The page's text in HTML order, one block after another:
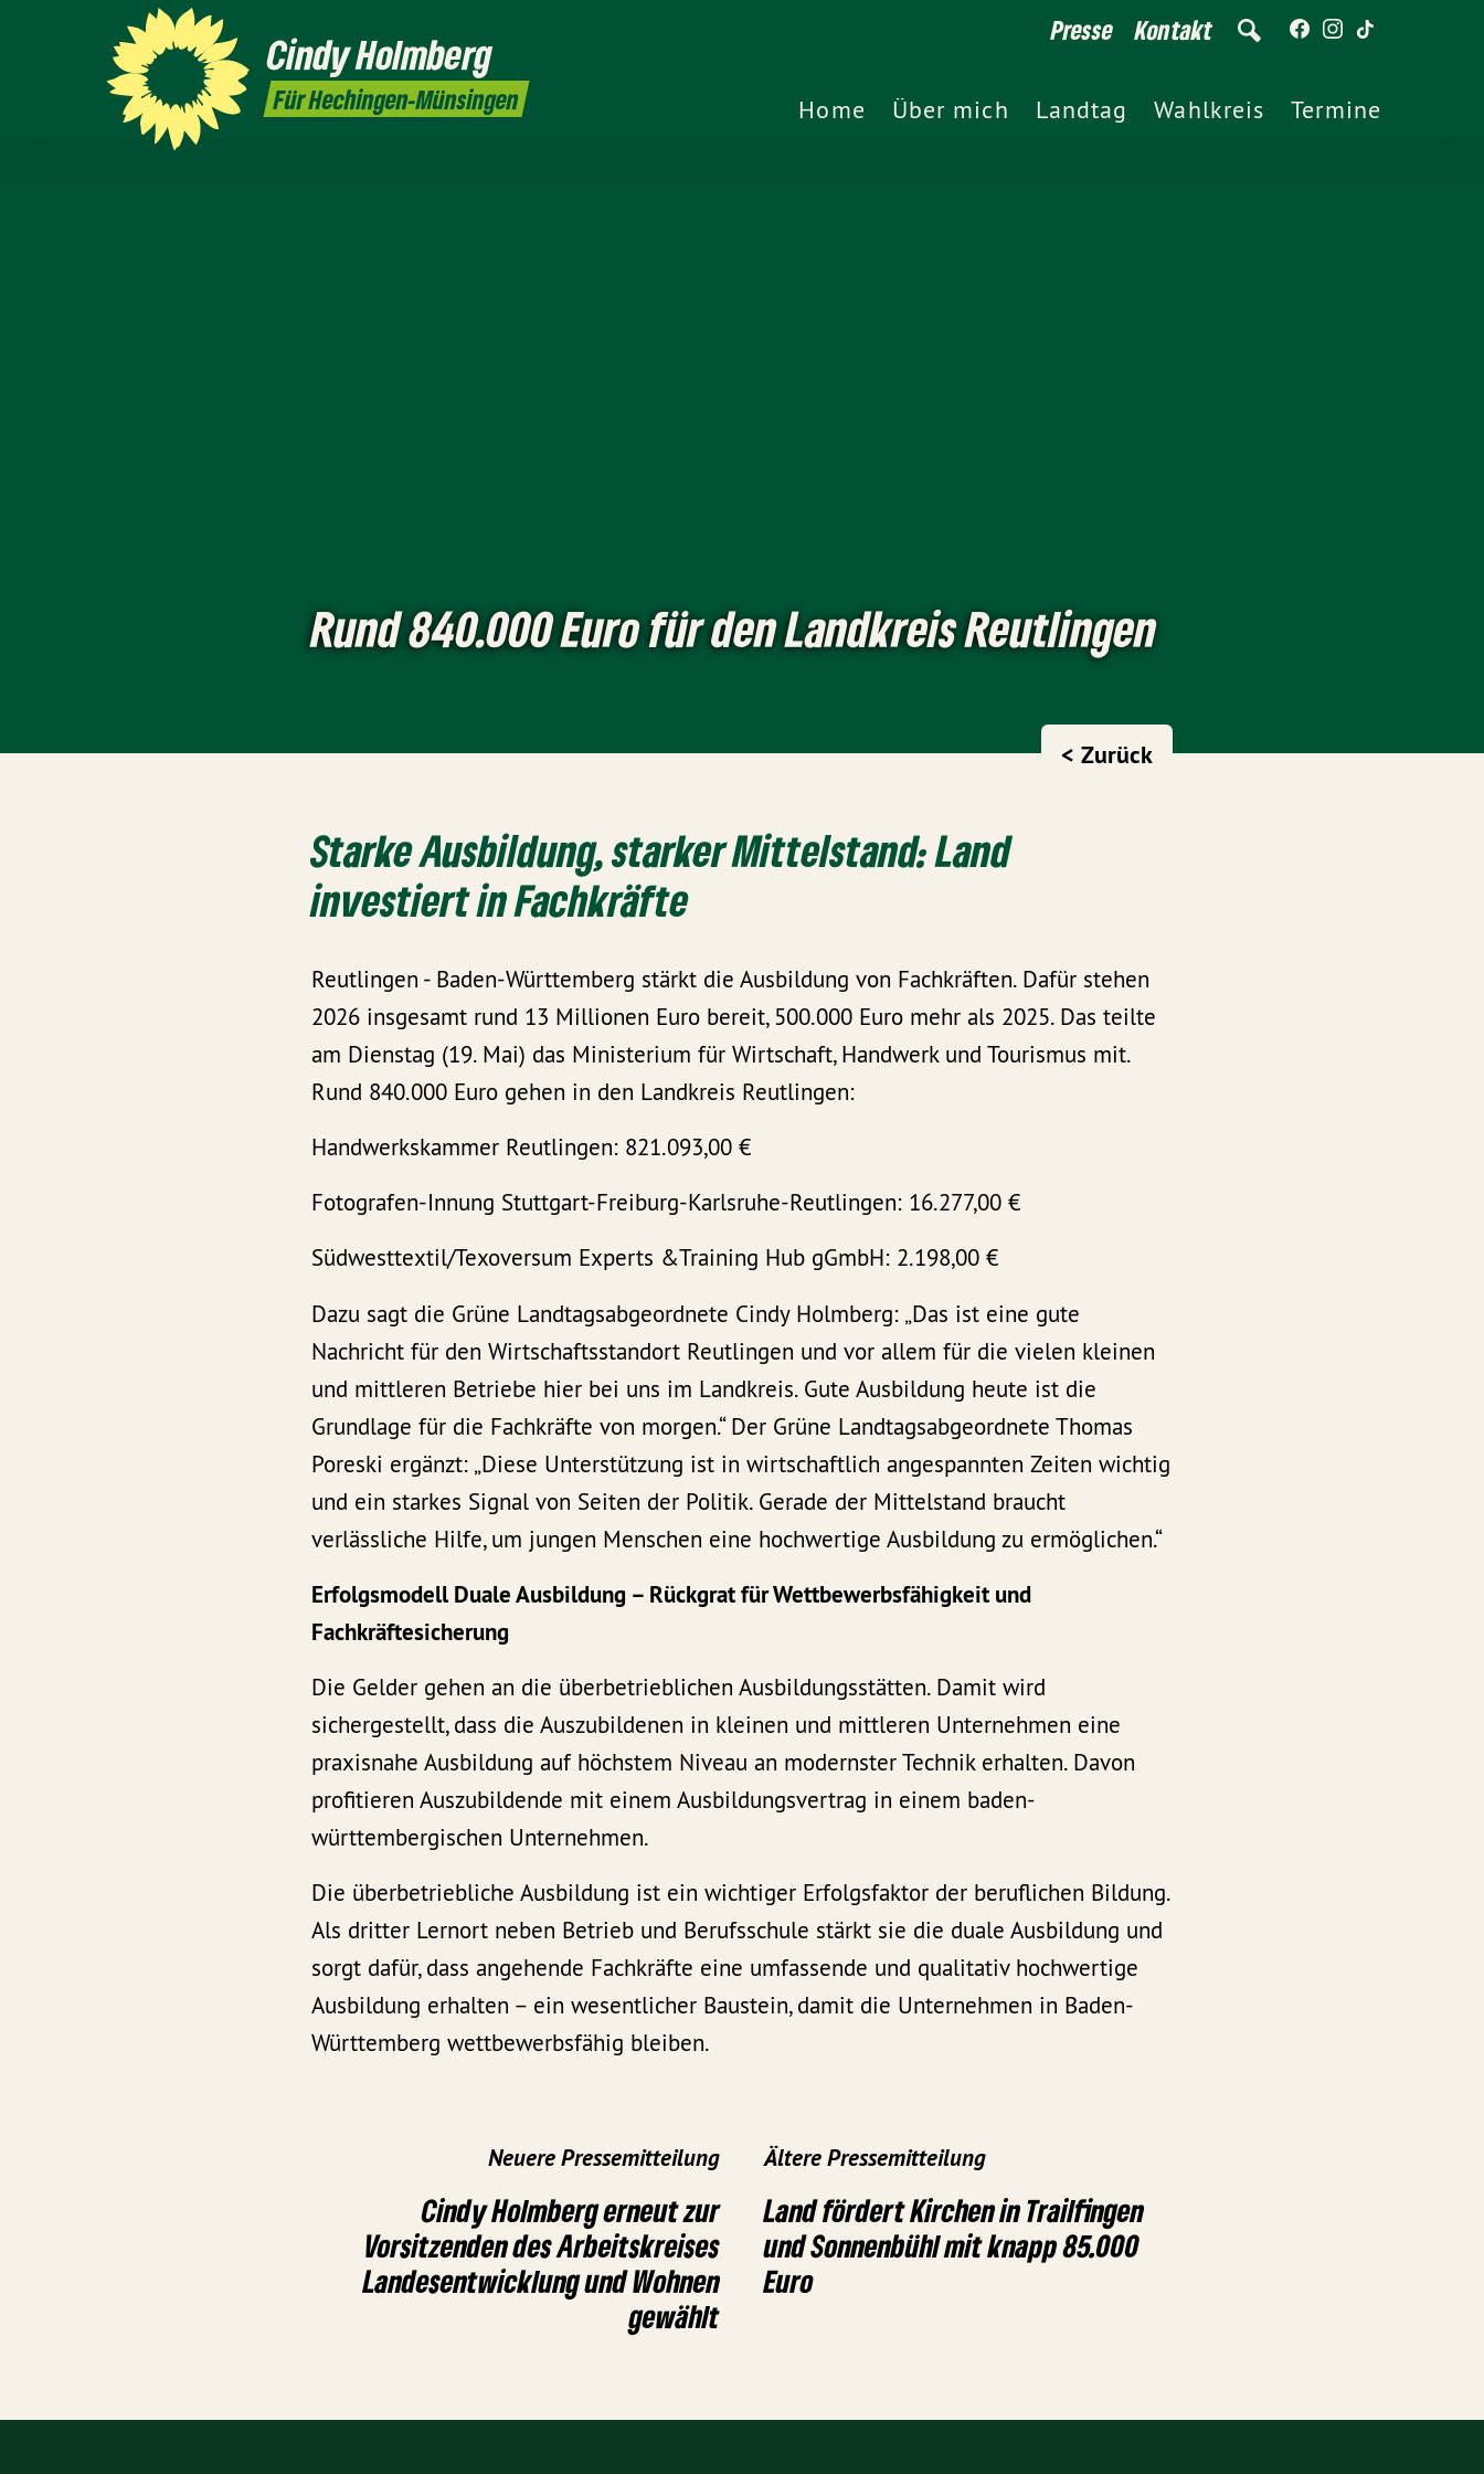
CindyHolmberg
Für Hechingen-Münsingen
Presse Kontakt
Home Über mich Landtag Wahlkreis Termine
Rund 840.000 Euro für den Landkreis Reutlingen
< Zurück
Starke Ausbildung, starker Mittelstand: Land
investiert in Fachkräfte
Reutlingen - Baden-Württemberg stärkt die Ausbildung von Fachkräften. Dafür stehen
2026 insgesamt rund 13 Millionen Euro bereit, 500.000 Euro mehr als 2025. Das teilte
am Dienstag (19. Mai) das Ministerium für Wirtschaft, Handwerk und Tourismus mit.
Rund 840.000 Euro gehen in den Landkreis Reutlingen:
Handwerkskammer Reutlingen: 821.093,00 €
Fotografen-Innung Stuttgart-Freiburg-Karlsruhe-Reutlingen: 16.277,00 €
Südwesttextil/Texoversum Experts &Training Hub gGmbH: 2.198,00 €
Dazu sagt die Grüne Landtagsabgeordnete Cindy Holmberg: „Das ist eine gute
Nachricht für den Wirtschaftsstandort Reutlingen und vor allem für die vielen kleinen
und mittleren Betriebe hier bei uns im Landkreis. Gute Ausbildung heute ist die
Grundlage für die Fachkräfte von morgen.“ Der Grüne Landtagsabgeordnete Thomas
Poreski ergänzt: „Diese Unterstützung ist in wirtschaftlich angespannten Zeiten wichtig
und ein starkes Signal von Seiten der Politik. Gerade der Mittelstand braucht
verlässliche Hilfe, um jungen Menschen eine hochwertige Ausbildung zu ermöglichen.“
Erfolgsmodell Duale Ausbildung – Rückgrat für Wettbewerbsfähigkeit und
Fachkräftesicherung
Die Gelder gehen an die überbetrieblichen Ausbildungsstätten. Damit wird
sichergestellt, dass die Auszubildenen in kleinen und mittleren Unternehmen eine
praxisnahe Ausbildung auf höchstem Niveau an modernster Technik erhalten. Davon
profitieren Auszubildende mit einem Ausbildungsvertrag in einem baden-
württembergischen Unternehmen.
Die überbetriebliche Ausbildung ist ein wichtiger Erfolgsfaktor der beruflichen Bildung.
Als dritter Lernort neben Betrieb und Berufsschule stärkt sie die duale Ausbildung und
sorgt dafür, dass angehende Fachkräfte eine umfassende und qualitativ hochwertige
Ausbildung erhalten – ein wesentlicher Baustein, damit die Unternehmen in Baden-
Württemberg wettbewerbsfähig bleiben.
Neuere Pressemitteilung
Cindy Holmberg erneut zur
Vorsitzenden des Arbeitskreises
Landesentwicklung und Wohnen
gewählt
Ältere Pressemitteilung
Land fördert Kirchen in Trailfingen
und Sonnenbühl mit knapp 85.000
Euro